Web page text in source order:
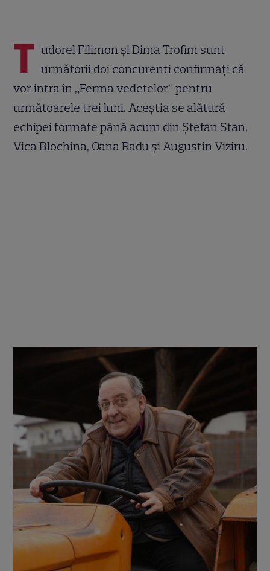
T udorel Filimon și Dima Trofim sunt
următorii doi concurenți confirmați că
vor intra în „Ferma vedetelor” pentru
următoarele trei luni. Aceștia se alătură
echipei formate până acum din Ștefan Stan,
Vica Blochina, Oana Radu și Augustin Viziru.